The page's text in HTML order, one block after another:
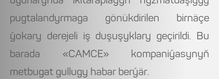
pugtalandyrmaga gönükdirilen birnäçe
ýokary derejeli iş duşuşyklary geçirildi. Bu
barada «CAMCE» kompaniýasynyň
metbugat gullugy habar berýär.